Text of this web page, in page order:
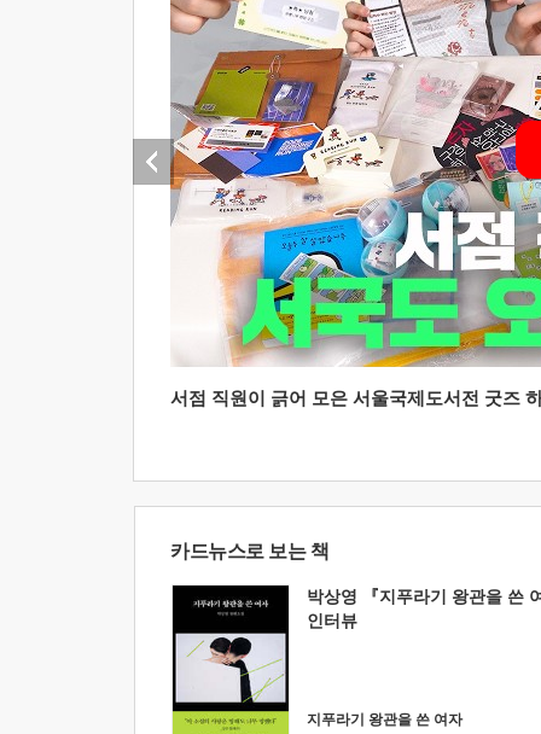
서점 직원이 긁어 모은 서울국제도서전 굿즈
카드뉴스로 보는 책
박상영 『지푸라기 왕관을 쓴
인터뷰
지푸라기 왕관을 쓴 여자